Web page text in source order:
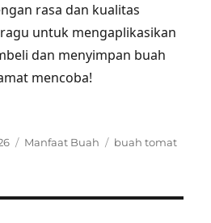
rasa dan kualitas
untuk mengaplikasikan
dan menyimpan buah
mencoba!
Categories
Manfaat Buah Tags
buah tomat